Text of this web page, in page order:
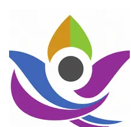
(druk
enter)